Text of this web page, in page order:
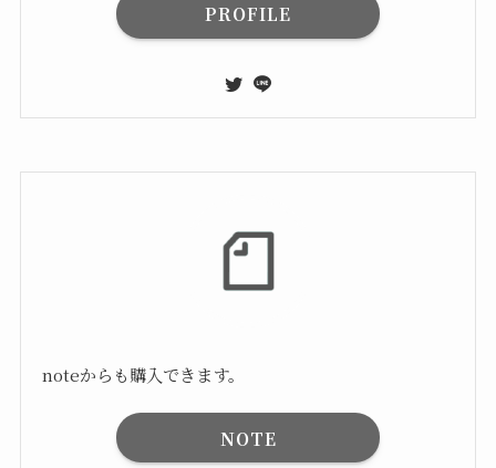
PROFILE
noteからも購入できます。
NOTE